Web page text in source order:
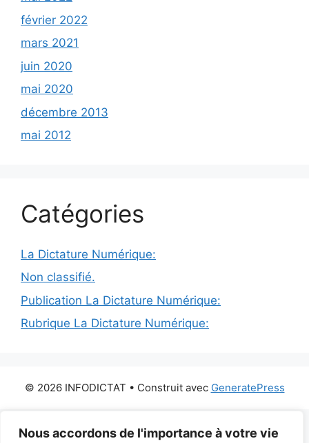
Nous accordons de l'importance à votre vie
février 2022
mars 2021
juin 2020
mai 2020
décembre 2013
mai 2012
Catégories
La Dictature Numérique:
Non classifié.
Publication La Dictature Numérique:
Rubrique La Dictature Numérique:
© 2026 INFODICTAT • Construit avec GeneratePress